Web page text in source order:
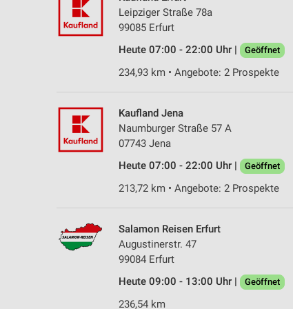
Leipziger Straße 78a
99085 Erfurt
Heute 07:00 - 22:00 Uhr |
Geöffnet
234,93 km • Angebote: 2 Prospekte
Kaufland Jena
Naumburger Straße 57 A
07743 Jena
Heute 07:00 - 22:00 Uhr |
Geöffnet
213,72 km • Angebote: 2 Prospekte
Salamon Reisen Erfurt
Augustinerstr. 47
99084 Erfurt
Heute 09:00 - 13:00 Uhr |
Geöffnet
236,54 km